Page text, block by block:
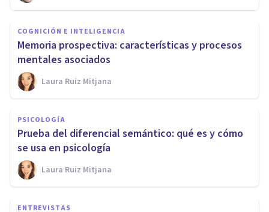
COGNICIÓN E INTELIGENCIA
Memoria prospectiva: características y procesos
mentales asociados
Laura Ruiz Mitjana
PSICOLOGÍA
Prueba del diferencial semántico: qué es y cómo
se usa en psicología
Laura Ruiz Mitjana
ENTREVISTAS